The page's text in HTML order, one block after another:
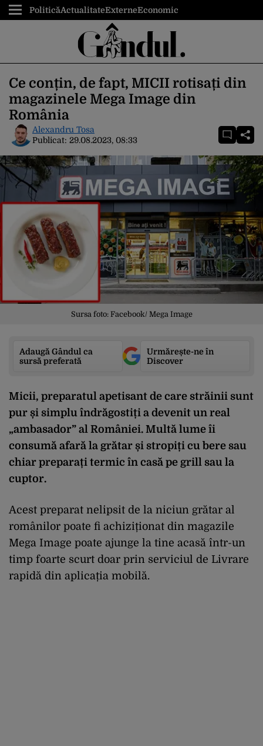
PoliticăActualitateExterneEconomic
Ce conțin, de fapt, MICII rotisați din
magazinele Mega Image din
România
Alexandru Tosa
Publicat: 29.08.2023, 08:33
Sursa foto: Facebook/ Mega Image
Adaugă Gândul ca
sursă preferată
Urmărește-ne în
Discover
Micii, preparatul apetisant de care străinii sunt
pur și simplu îndrăgostiți a devenit un real
„ambasador” al României. Multă lume îi
consumă afară la grătar și stropiți cu bere sau
chiar preparați termic în casă pe grill sau la
cuptor.
Acest preparat nelipsit de la niciun grătar al
românilor poate fi achiziționat din magazile
Mega Image poate ajunge la tine acasă într-un
timp foarte scurt doar prin serviciul de Livrare
rapidă din aplicația mobilă.